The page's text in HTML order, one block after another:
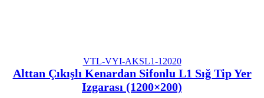
VTL-VYI-AKSL1-12020
Alttan Çıkışlı Kenardan Sifonlu L1 Sığ Tip Yer
Izgarası (1200×200)